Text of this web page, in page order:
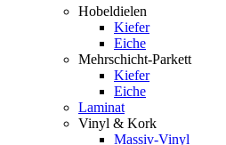
Hobeldielen
Kiefer
Eiche
Mehrschicht-Parkett
Kiefer
Eiche
Laminat
Vinyl & Kork
Massiv-Vinyl